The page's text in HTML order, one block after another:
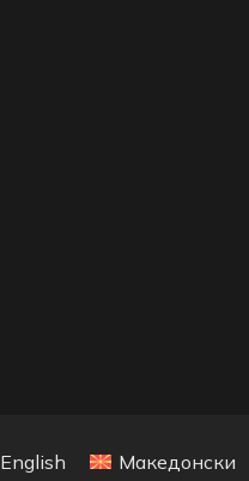
English Македонски